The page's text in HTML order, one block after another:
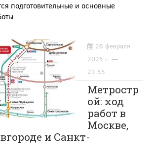
подготовительные и основные
26 февраля
2025 г. —
23:55
Метростр
ой: ход
работ в
Москве,
и Санкт-